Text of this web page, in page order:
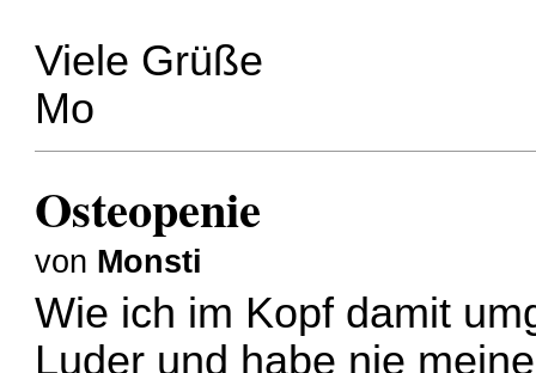
Viele Grüße
Mo
Osteopenie
von Monsti
Wie ich im Kopf damit
Luder und habe nie